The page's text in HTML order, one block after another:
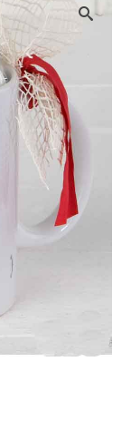
+ AÑADIR